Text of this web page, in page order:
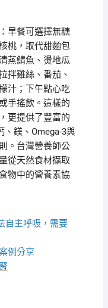
早餐可選擇無糖
桃，取代甜麵包
蒸鯖魚、燙地瓜
拌雞絲、番茄、
汁；下午點心吃
手搖飲。這樣的
更提供了豐富的
、鎂、Omega-3與
。台灣營養師公
從天然食材攝取
物中的營養素協
自主呼吸，需要
例分享